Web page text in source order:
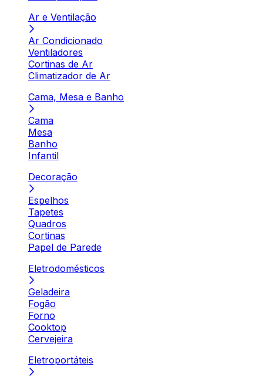
Ar e Ventilação
Ar Condicionado
Ventiladores
Cortinas de Ar
Climatizador de Ar
Cama, Mesa e Banho
Cama
Mesa
Banho
Infantil
Decoração
Espelhos
Tapetes
Quadros
Cortinas
Papel de Parede
Eletrodomésticos
Geladeira
Fogão
Forno
Cooktop
Cervejeira
Eletroportáteis